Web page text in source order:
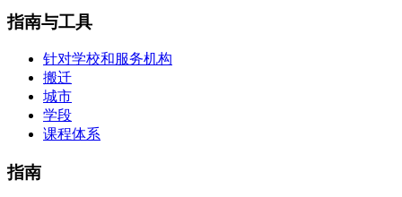
指南与工具
针对学校和服务机构
搬迁
城市
学段
课程体系
指南